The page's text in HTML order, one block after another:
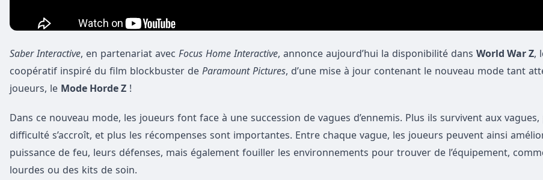
Saber Interactive, en partenariat avec Focus Home Interactive, annonce aujourd’hui la disponibilité dans World War Z,
coopératif inspiré du film blockbuster de Paramount Pictures, d’une mise à jour contenant le nouveau mode tant
joueurs, le Mode Horde Z !
Dans ce nouveau mode, les joueurs font face à une succession de vagues d’ennemis. Plus ils survivent aux vagues,
difficulté s’accroît, et plus les récompenses sont importantes. Entre chaque vague, les joueurs peuvent ainsi
puissance de feu, leurs défenses, mais également fouiller les environnements pour trouver de l’équipement,
lourdes ou des kits de soin.